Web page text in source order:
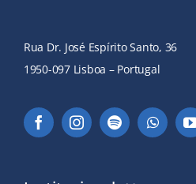
Rua Dr. José Espírito Santo, 36
1950-097 Lisboa – Portugal